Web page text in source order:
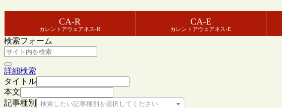
CA-R
カレントアウェアネス-R
CA-E
カレントアウェアネス-E
検索フォーム
詳細検索
タイトル
本文
記事種別
検索したい記事種別を選択してください